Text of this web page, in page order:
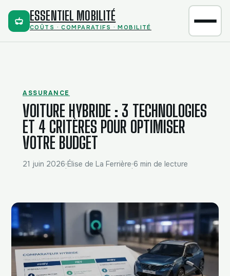
ESSENTIEL MOBILITÉ
COÛTS · COMPARATIFS · MOBILITÉ
ASSURANCE
VOITURE HYBRIDE : 3 TECHNOLOGIES
ET 4 CRITÈRES POUR OPTIMISER
VOTRE BUDGET
21 juin 2026·Élise de La Ferrière·6 min de lecture